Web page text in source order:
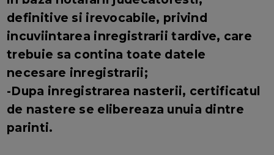
definitive si irevocabile, privind
incuviintarea inregistrarii tardive, care
trebuie sa contina toate datele
necesare inregistrarii;
-Dupa inregistrarea nasterii, certificatul
de nastere se elibereaza unuia dintre
parinti.